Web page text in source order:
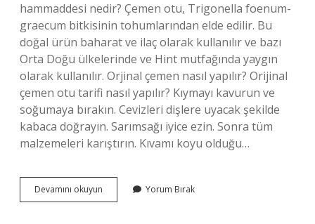
hammaddesi nedir? Çemen otu, Trigonella foenum-
graecum bitkisinin tohumlarından elde edilir. Bu
doğal ürün baharat ve ilaç olarak kullanılır ve bazı
Orta Doğu ülkelerinde ve Hint mutfağında yaygın
olarak kullanılır. Orjinal çemen nasıl yapılır? Orijinal
çemen otu tarifi nasıl yapılır? Kıymayı kavurun ve
soğumaya bırakın. Cevizleri dişlere uyacak şekilde
kabaca doğrayın. Sarımsağı iyice ezin. Sonra tüm
malzemeleri karıştırın. Kıvamı koyu olduğu…
Devamını okuyun
Malzemesi
Yorum Bırak